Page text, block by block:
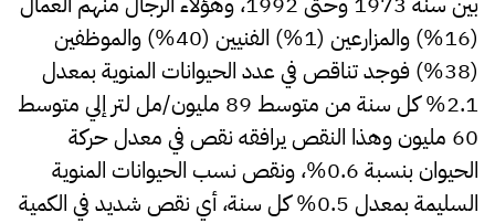
(16%) والمزارعين (1%) الفنيين (40%) والموظفين
(38%) فوجد تناقص في عدد الحيوانات المنوية بمعدل
2.1% كل سنة من متوسط 89 مليون/مل لتر إلي متوسط
60 مليون وهذا النقص يرافقه نقص في معدل حركة
الحيوان بنسبة 0.6%، ونقص نسب الحيوانات المنوية
السليمة بمعدل 0.5% كل سنة، أي نقص شديد في الكمية